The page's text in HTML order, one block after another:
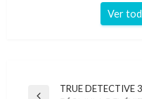
Ver
Navegación
TRUE DETECTIVE